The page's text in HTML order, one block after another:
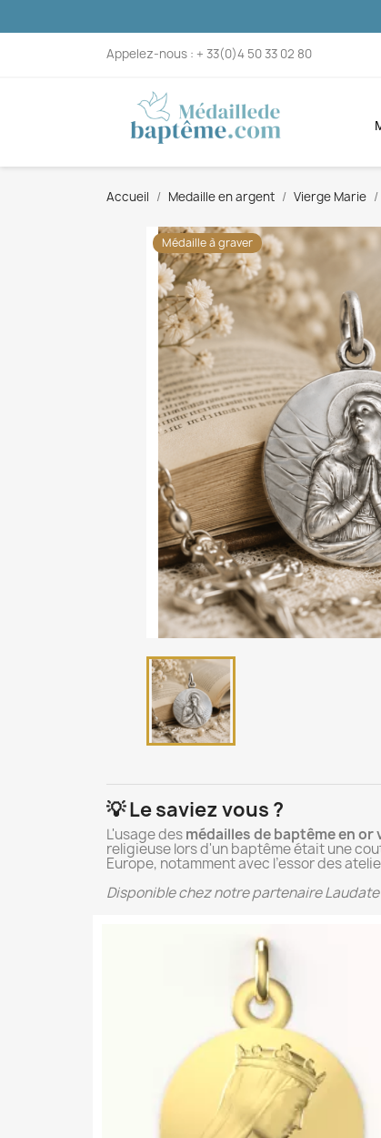
Appelez-nous : + 33(0)4 50 33 02 80
Accueil Medaille en argent Vierge Marie
Médaille à graver
💡 Le saviez vous ?
L'usage desmédailles de baptême en or
religieuse lors d'un baptême était une
Europe, notamment avec l’essor des
Disponible chez notre partenaire Laudate